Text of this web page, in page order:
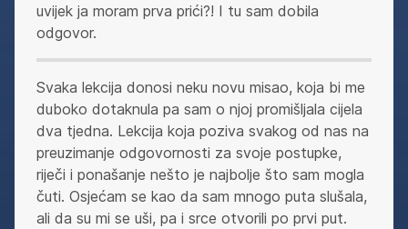
uvijek ja moram prva prići?! I tu sam dobila
odgovor.
Svaka lekcija donosi neku novu misao, koja bi me
duboko dotaknula pa sam o njoj promišljala cijela
dva tjedna. Lekcija koja poziva svakog od nas na
preuzimanje odgovornosti za svoje postupke,
riječi i ponašanje nešto je najbolje što sam mogla
čuti. Osjećam se kao da sam mnogo puta slušala,
ali da su mi se uši, pa i srce otvorili po prvi put.